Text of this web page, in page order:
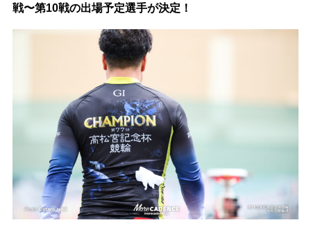
戦〜第10戦の出場予定選手が決定！